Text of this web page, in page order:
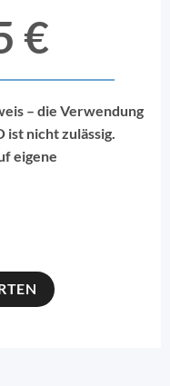
€
– die Verwendung
ist nicht zulässig.
eigene